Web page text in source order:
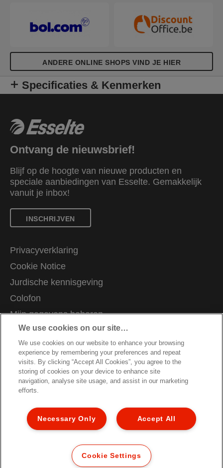
ANDERE ONLINE SHOPS VIND JE HIER
Specificaties & Kenmerken
Ontvang de nieuwsbrief!
Blijf op de hoogte van nieuwe producten en
speciale aanbiedingen van Esselte. Gemakkelijk
vanuit je inbox!
INSCHRIJVEN
Privacyverklaring
Cookie Notice
Jurdische kennisgeving
Colofon
Mijn gegevens beheren
Vacatures
Richtlijnen bij recycling van verpakkingen
Garantievoorwaarden
Conformiteitsverklaringen
Sitemap
Garantievoorwaarden
Klantenservice
© 2026 ACCO Brands. All Rights Reserved.
We use cookies on our site…
We use cookies on our website to enhance your browsing
experience by remembering your preferences and repeat
visits. By clicking “Accept All Cookies”, you agree to the
storing of cookies on your device to enhance site
navigation, analyse site usage, and assist in our marketing
efforts.
Accept All
Necessary Only
Cookie Settings